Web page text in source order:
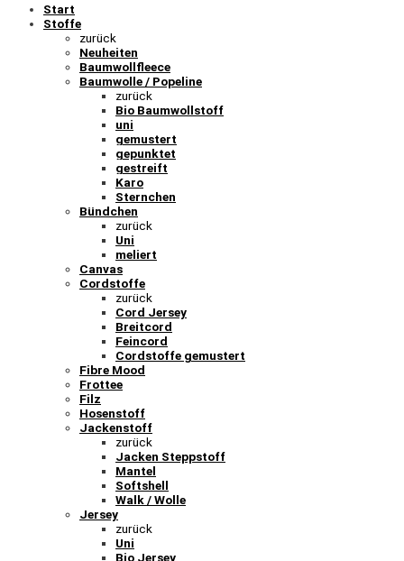
Start
Stoffe
zurück
Neuheiten
Baumwollfleece
Baumwolle / Popeline
zurück
Bio Baumwollstoff
uni
gemustert
gepunktet
gestreift
Karo
Sternchen
Bündchen
zurück
Uni
meliert
Canvas
Cordstoffe
zurück
Cord Jersey
Breitcord
Feincord
Cordstoffe gemustert
Fibre Mood
Frottee
Filz
Hosenstoff
Jackenstoff
zurück
Jacken Steppstoff
Mantel
Softshell
Walk / Wolle
Jersey
zurück
Uni
Bio Jersey